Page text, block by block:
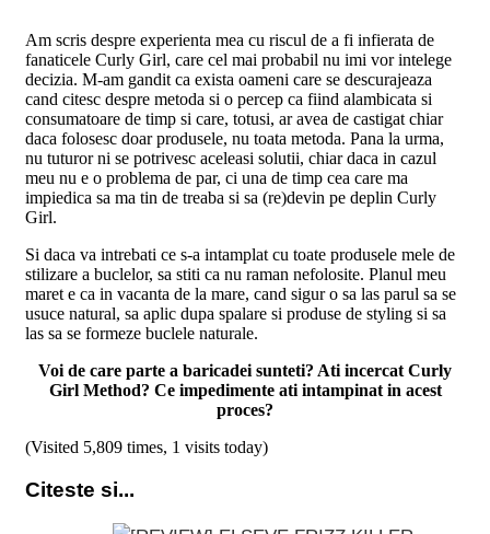
Am scris despre experienta mea cu riscul de a fi infierata de
fanaticele Curly Girl, care cel mai probabil nu imi vor intelege
decizia. M-am gandit ca exista oameni care se descurajeaza
cand citesc despre metoda si o percep ca fiind alambicata si
consumatoare de timp si care, totusi, ar avea de castigat chiar
daca folosesc doar produsele, nu toata metoda. Pana la urma,
nu tuturor ni se potrivesc aceleasi solutii, chiar daca in cazul
meu nu e o problema de par, ci una de timp cea care ma
impiedica sa ma tin de treaba si sa (re)devin pe deplin Curly
Girl.
Si daca va intrebati ce s-a intamplat cu toate produsele mele de
stilizare a buclelor, sa stiti ca nu raman nefolosite. Planul meu
maret e ca in vacanta de la mare, cand sigur o sa las parul sa se
usuce natural, sa aplic dupa spalare si produse de styling si sa
las sa se formeze buclele naturale.
Voi de care parte a baricadei sunteti? Ati incercat Curly
Girl Method? Ce impedimente ati intampinat in acest
proces?
(Visited 5,809 times, 1 visits today)
Citeste si...